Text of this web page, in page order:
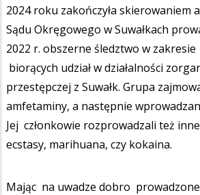
2024 roku zakończyła skierowaniem
Sądu Okręgowego w Suwałkach
2022 r. obszerne śledztwo w
biorących udział w działalności
przestępczej z Suwałk. Grupa
amfetaminy, a następnie
Jej członkowie rozprowadzali też
ecstasy, marihuana, czy kokaina.
Mając na uwadze dobro